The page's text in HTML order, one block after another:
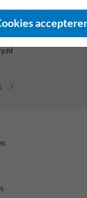
naar
zo spoedig